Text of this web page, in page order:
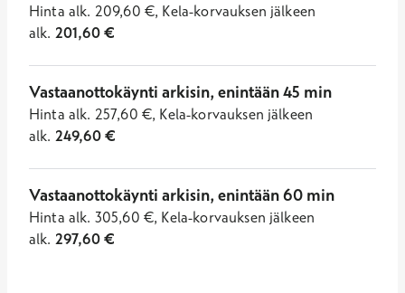
Hinta alk. 209,60 €, Kela-korvauksen jälkeen
alk. 201,60€
Vastaanottokäynti arkisin, enintään 45 min
Hinta alk. 257,60 €, Kela-korvauksen jälkeen
alk. 249,60€
Vastaanottokäynti arkisin, enintään 60 min
Hinta alk. 305,60 €, Kela-korvauksen jälkeen
alk. 297,60€